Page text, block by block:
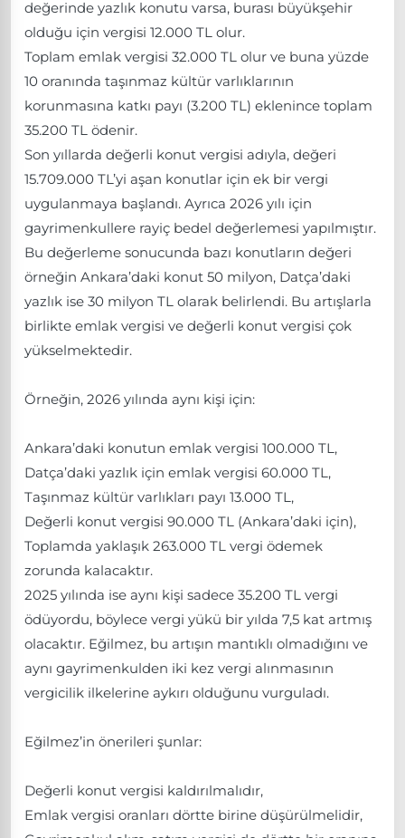
değerinde yazlık konutu varsa, burası büyükşehir
olduğu için vergisi 12.000 TL olur.
Toplam emlak vergisi 32.000 TL olur ve buna yüzde
10 oranında taşınmaz kültür varlıklarının
korunmasına katkı payı (3.200 TL) eklenince toplam
35.200 TL ödenir.
Son yıllarda değerli konut vergisi adıyla, değeri
15.709.000 TL’yi aşan konutlar için ek bir vergi
uygulanmaya başlandı. Ayrıca 2026 yılı için
gayrimenkullere rayiç bedel değerlemesi yapılmıştır.
Bu değerleme sonucunda bazı konutların değeri
örneğin Ankara’daki konut 50 milyon, Datça’daki
yazlık ise 30 milyon TL olarak belirlendi. Bu artışlarla
birlikte emlak vergisi ve değerli konut vergisi çok
yükselmektedir.
Örneğin, 2026 yılında aynı kişi için:
Ankara’daki konutun emlak vergisi 100.000 TL,
Datça’daki yazlık için emlak vergisi 60.000 TL,
Taşınmaz kültür varlıkları payı 13.000 TL,
Değerli konut vergisi 90.000 TL (Ankara’daki için),
Toplamda yaklaşık 263.000 TL vergi ödemek
zorunda kalacaktır.
2025 yılında ise aynı kişi sadece 35.200 TL vergi
ödüyordu, böylece vergi yükü bir yılda 7,5 kat artmış
olacaktır. Eğilmez, bu artışın mantıklı olmadığını ve
aynı gayrimenkulden iki kez vergi alınmasının
vergicilik ilkelerine aykırı olduğunu vurguladı.
Eğilmez’in önerileri şunlar:
Değerli konut vergisi kaldırılmalıdır,
Emlak vergisi oranları dörtte birine düşürülmelidir,